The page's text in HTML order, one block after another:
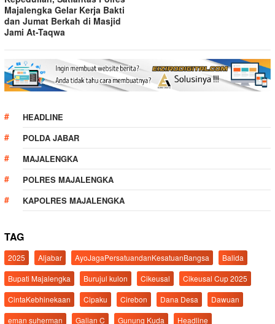
Majalengka Gelar Kerja Bakti
dan Jumat Berkah di Masjid
Jami At-Taqwa
HEADLINE
POLDA JABAR
MAJALENGKA
POLRES MAJALENGKA
KAPOLRES MAJALENGKA
TAG
2025 Aljabar AyoJagaPersatuandanKesatuanBangsa
Balida
Bupati Majalengka
Burujul kulon Cikeusal
Cikeusal Cup 2025
CintaKebhinekaan
Cipaku Cirebon Dana Desa
Dawuan
eman suherman
Galian C Gunung Kuda
Headline